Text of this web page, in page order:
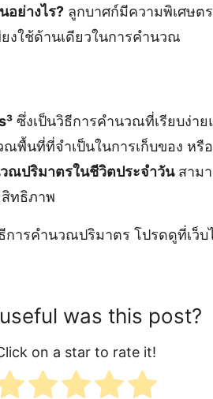
อย่างไร?ลูกบาศก์มีความพิเศษต
งใช้ด้านเดียวในการคำนวณ
ซึ่งเป็นวิธีการคำนวณที่เรียบง่า
พื้นที่ที่จำเป็นในการเก็บของ ห
ณปริมาตรในชีวิตประจำวันสามา
ทธิภาพ
การคำนวณปริมาตร โปรดดูที่เว็บ
was this post?
on a star to rate it!